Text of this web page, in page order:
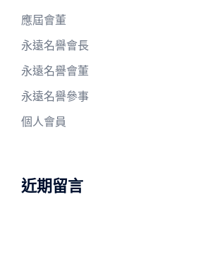
應屆會董
永遠名譽會長
永遠名譽會董
永遠名譽參事
個人會員
近期留言